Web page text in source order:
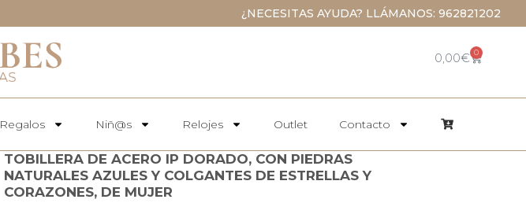
¿NECESITAS AYUDA? LLÁMANOS: 962821202
0,00€ 0
Regalos Niñ@s Relojes Outlet Contacto
TOBILLERA DE ACERO IP DORADO, CON PIEDRAS
NATURALES AZULES Y COLGANTES DE ESTRELLAS Y
CORAZONES, DE MUJER